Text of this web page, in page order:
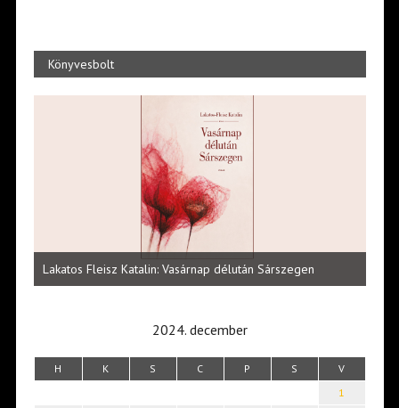
Könyvesbolt
Lakatos Fleisz Katalin: Vasárnap délután Sárszegen
2024. december
H K S C P S V
1